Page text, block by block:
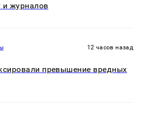
журналов
12 часов назад
превышение вредных